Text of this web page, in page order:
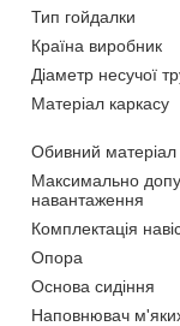
Тип гойдалки
Країна виробник
Діаметр несучої
Матеріал каркасу
Обивний матеріал
Максимально
навантаження
Комплектація
Опора
Основа сидіння
Наповнювач